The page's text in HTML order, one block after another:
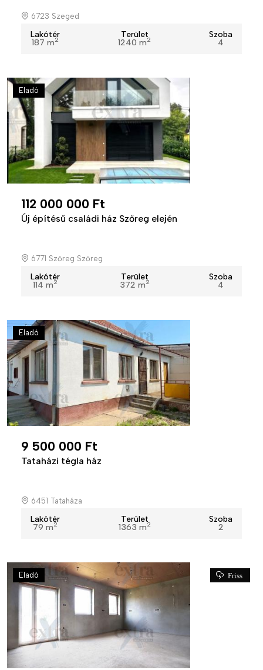
6723 Szeged
Lakótér
187 m2
Terület
1240 m2
Szoba
4
Eladó
112 000 000 Ft
Új építésű családi ház Szőreg elején
6771 Szőreg Szőreg
Lakótér
114 m2
Terület
372 m2
Szoba
4
Eladó
9 500 000 Ft
Tataházi tégla ház
6451 Tataháza
Lakótér
79 m2
Terület
1363 m2
Szoba
2
Eladó Friss